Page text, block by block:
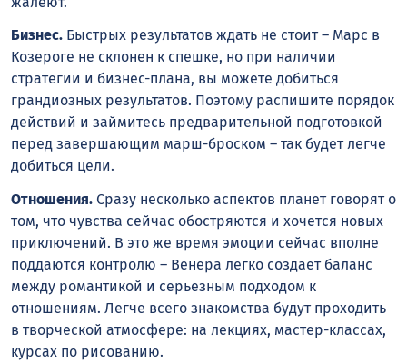
Бизнес. Быстрых результатов ждать не стоит – Марс в
Козероге не склонен к спешке, но при наличии
стратегии и бизнес-плана, вы можете добиться
грандиозных результатов. Поэтому распишите порядок
действий и займитесь предварительной подготовкой
перед завершающим марш-броском – так будет легче
добиться цели.
Отношения. Сразу несколько аспектов планет говорят о
том, что чувства сейчас обостряются и хочется новых
приключений. В это же время эмоции сейчас вполне
поддаются контролю – Венера легко создает баланс
между романтикой и серьезным подходом к
отношениям. Легче всего знакомства будут проходить
в творческой атмосфере: на лекциях, мастер-классах,
курсах по рисованию.